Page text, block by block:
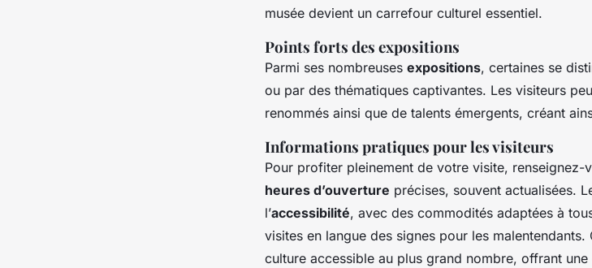
musée devient un carrefour culturel essentiel.
Points forts des expositions
Parmi ses nombreuses expositions, certaines se
ou par des thématiques captivantes. Les visiteurs
renommés ainsi que de talents émergents, créant
Informations pratiques pour les visiteurs
Pour profiter pleinement de votre visite, renseignez-
heures d’ouverture précises, souvent actualisées.
l’accessibilité, avec des commodités adaptées à
visites en langue des signes pour les
culture accessible au plus grand nombre, offrant